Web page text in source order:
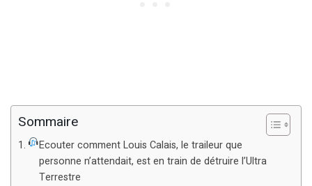
Sommaire
Ecouter comment Louis Calais, le traileur que
personne n’attendait, est en train de détruire l’Ultra
Terrestre